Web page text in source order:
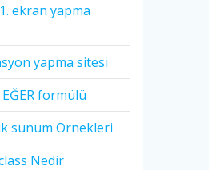
ekran yapma
yapma sitesi
formülü
sunum Örnekleri
Nedir